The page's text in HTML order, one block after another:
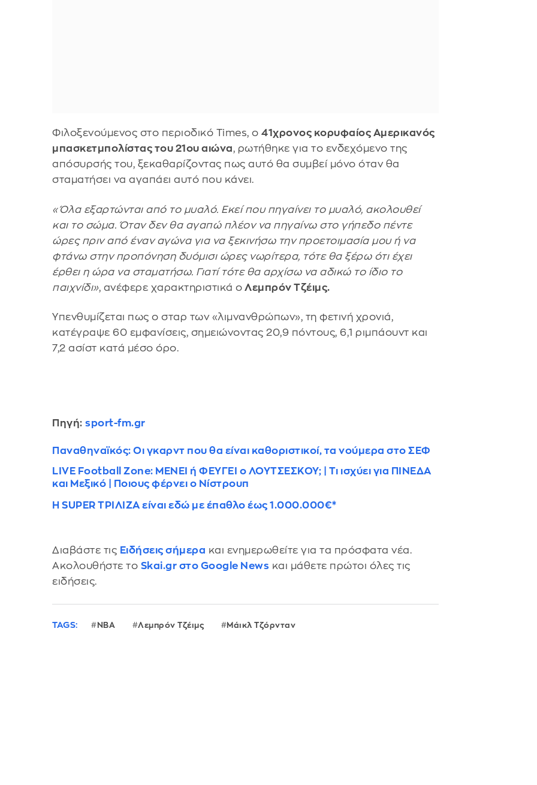
Φιλοξενούμενος στο περιοδικό Times, ο41χρονος κορυφαίος Αμερικανός
μπασκετμπολίστας του 21ου αιώνα, ρωτήθηκε για το ενδεχόμενο της
απόσυρσής του, ξεκαθαρίζοντας πως αυτό θα συμβεί μόνο όταν θα
σταματήσει να αγαπάει αυτό που κάνει.
«Όλα εξαρτώνται από το μυαλό. Εκεί που πηγαίνει το μυαλό, ακολουθεί
και το σώμα. Όταν δεν θα αγαπώ πλέον να πηγαίνω στο γήπεδο πέντε
ώρες πριν από έναν αγώνα για να ξεκινήσω την προετοιμασία μου ή να
φτάνω στην προπόνηση δυόμισι ώρες νωρίτερα, τότε θα ξέρω ότι έχει
έρθει η ώρα να σταματήσω. Γιατί τότε θα αρχίσω να αδικώ το ίδιο το
παιχνίδι», ανέφερε χαρακτηριστικά ο Λεμπρόν Τζέιμς.
Υπενθυμίζεται πως ο σταρ των «λιμνανθρώπων», τη φετινή χρονιά,
κατέγραψε 60 εμφανίσεις, σημειώνοντας 20,9 πόντους, 6,1 ριμπάουντ και
7,2 ασίστ κατά μέσο όρο.
Πηγή: sport-fm.gr
Παναθηναϊκός: Οι γκαρντ που θα είναι καθοριστικοί, τα νούμερα στο ΣΕΦ
LIVE Football Zone: ΜΕΝΕΙ ή ΦΕΥΓΕΙ ο ΛΟΥΤΣΕΣΚΟΥ; | Τι ισχύει για ΠΙΝΕΔΑ
και Μεξικό | Ποιους φέρνει ο Νίστρουπ
Η SUPER ΤΡΙΛΙΖΑ είναι εδώ με έπαθλο έως 1.000.000€*
Διαβάστε τις Ειδήσεις σήμερα και ενημερωθείτε για τα πρόσφατα νέα.
Ακολουθήστε το Skai.gr στο Google News και μάθετε πρώτοι όλες τις
ειδήσεις.
TAGS: NBA Λεμπρόν Τζέιμς Μάικλ Τζόρνταν